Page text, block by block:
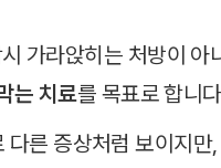
가라앉히는 처방이 아
는 치료를 목표로 합니
다른 증상처럼 보이지만,